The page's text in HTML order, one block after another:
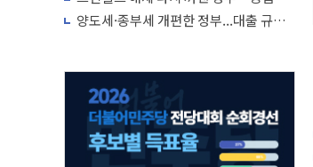
해소 '단기 효과' 불투명
양도세·종부세 개편한 정부...대출 규제